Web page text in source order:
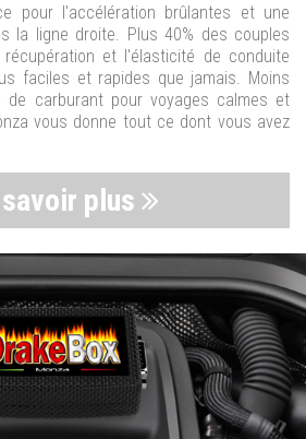
pour l'accélération brûlantes et une
la ligne droite. Plus 40% des couples
et l'élasticité de conduite
faciles et rapides que jamais. Moins
de carburant pour voyages calmes et
vous donne tout ce dont vous avez
savoir plus